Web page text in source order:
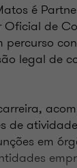
é
Oficial de
percurso
legal de
de
em